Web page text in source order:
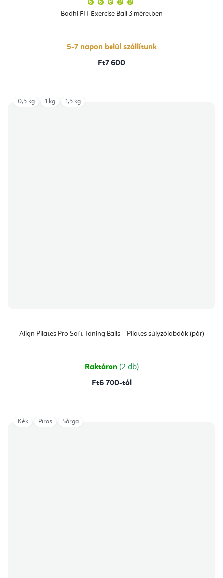
Bodhi FIT Exercise Ball 3 méretben
átlagos
értékelése
csillag.
5-7 napon belül szállítunk
Ft7 600
Align Pilates Pro Soft Toning Balls – Pilates súlyzólabdák (pár)
Raktáron (2 db)
Ft6 700-tól
0,5 kg 1 kg 1,5 kg
Kék Piros Sárga